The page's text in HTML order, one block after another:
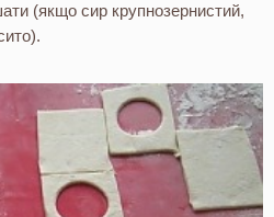
(якщо сир крупнозернистий,